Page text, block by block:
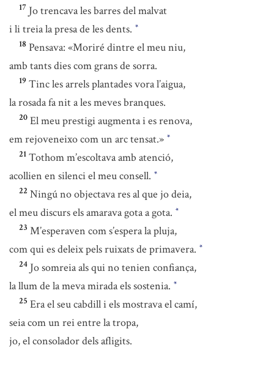
17 Jo trencava les barres del malvat
i li treia la presa de les dents. *
18 Pensava: «Moriré dintre el meu niu,
amb tants dies com grans de sorra.
19 Tinc les arrels plantades vora l’aigua,
la rosada fa nit a les meves branques.
20 El meu prestigi augmenta i es renova,
em rejoveneixo com un arc tensat.» *
21 Tothom m’escoltava amb atenció,
acollien en silenci el meu consell. *
22 Ningú no objectava res al que jo deia,
el meu discurs els amarava gota a gota. *
23 M’esperaven com s’espera la pluja,
com qui es deleix pels ruixats de primavera. *
24 Jo somreia als qui no tenien confiança,
la llum de la meva mirada els sostenia. *
25 Era el seu cabdill i els mostrava el camí,
seia com un rei entre la tropa,
jo, el consolador dels afligits.